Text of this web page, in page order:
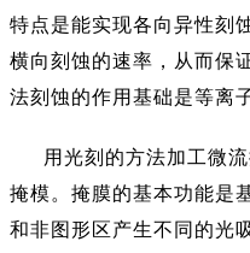
特点是能实现各向异性刻
横向刻蚀的速率，从而保
法刻蚀的作用基础是等离
用光刻的方法加工微
掩模。掩膜的基本功能是
和非图形区产生不同的光